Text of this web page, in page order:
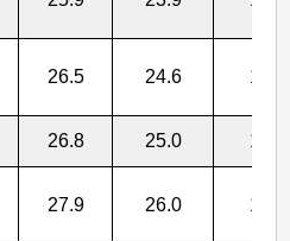
26.5 24.6
26.8 25.0
27.9 26.0